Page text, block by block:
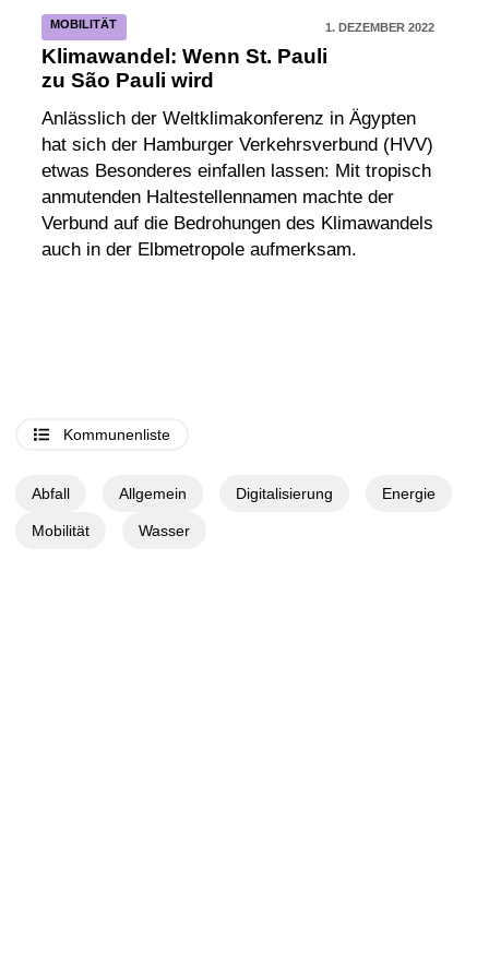
MOBILITÄT 1. DEZEMBER 2022
Klimawandel: Wenn St. Pauli
zu São Pauli wird
Anlässlich der Weltklimakonferenz in Ägypten
hat sich der Hamburger Verkehrsverbund (HVV)
etwas Besonderes einfallen lassen: Mit tropisch
anmutenden Haltestellennamen machte der
Verbund auf die Bedrohungen des Klimawandels
auch in der Elbmetropole aufmerksam.
Kommunenliste
Abfall Allgemein Digitalisierung Energie
Mobilität Wasser